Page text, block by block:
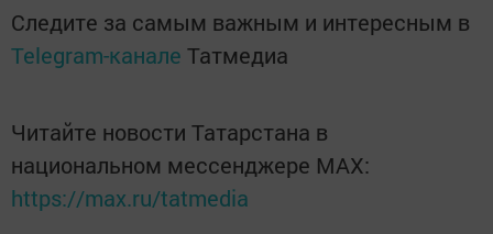
Следите за самым важным и интересным в
Telegram-канале Татмедиа
Читайте новости Татарстана в
национальном мессенджере MАХ:
https://max.ru/tatmedia